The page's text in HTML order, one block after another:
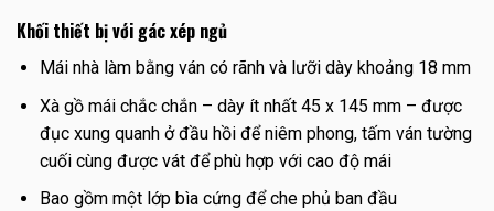
Khối thiết bị với gác xép ngủ
Mái nhà làm bằng ván có rãnh và lưỡi dày khoảng 18 mm
Xà gồ mái chắc chắn – dày ít nhất 45 x 145 mm – được
đục xung quanh ở đầu hồi để niêm phong, tấm ván tường
cuối cùng được vát để phù hợp với cao độ mái
Bao gồm một lớp bìa cứng để che phủ ban đầu